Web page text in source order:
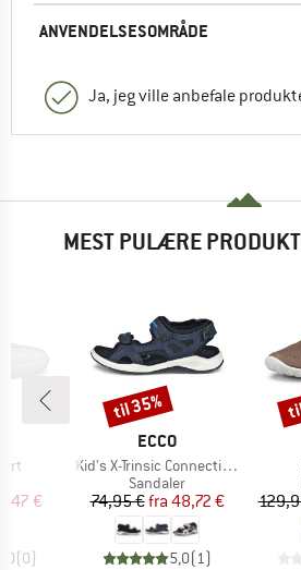
ANVENDELSESOMRÅDE
Ja, jeg ville anbefale
MEST PULÆRE
pris
€
(0)
MÆRKE
ECCO
Artikel
Kid's X-Trinsic Connecting Stripe
Produktgruppe
Sandaler
Pris
74,95 € Nedsat pris
fra 48,72 €
5,0( 1)
Rabat
til 35%